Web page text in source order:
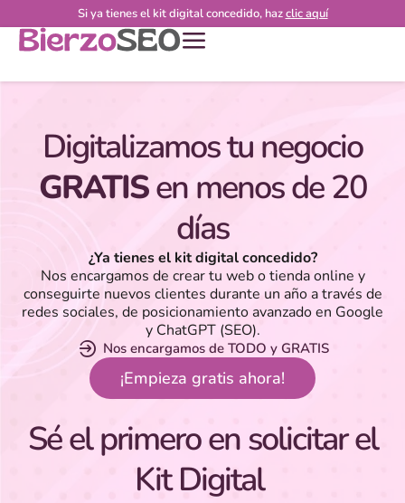
Si ya tienes el kit digital concedido, hazclic aquí
Digitalizamos tu negocio
GRATISen menos de 20
días
¿Ya tienes el kit digital concedido?
Nos encargamos de crear tu web o tienda online y
conseguirte nuevos clientes durante un año a través de
redes sociales, de posicionamiento avanzado en Google
y ChatGPT (SEO).
Nos encargamos de TODO y GRATIS
¡Empieza gratis ahora!
Sé el primero en solicitar el
Kit Digital